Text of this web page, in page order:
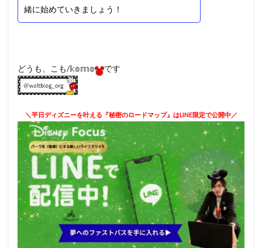
緒に始めていきましょう！
どうも、こも/𝕜𝕠𝕞𝕠 です
＼平日ディズニーを叶える『秘密のロードマップ』はLINE限定で公開中／